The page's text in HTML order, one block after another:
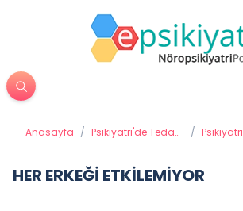
Anasayfa / Psikiyatri'de Tedavi
/ Psikiyatri
HER ERKEĞİ ETKİLEMİYOR